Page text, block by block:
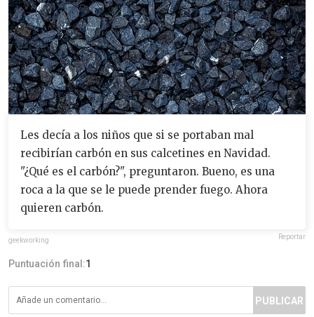
Les decía a los niños que si se portaban mal
recibirían carbón en sus calcetines en Navidad.
"¿Qué es el carbón?", preguntaron. Bueno, es una
roca a la que se le puede prender fuego. Ahora
quieren carbón.
geekworking Reportar
Puntuación final:1
PUBLICAR